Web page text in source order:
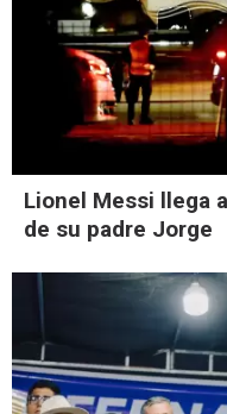
Lionel Messi llega
de su padre Jorge